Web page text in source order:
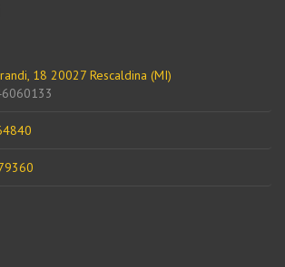
18 20027 Rescaldina (MI)